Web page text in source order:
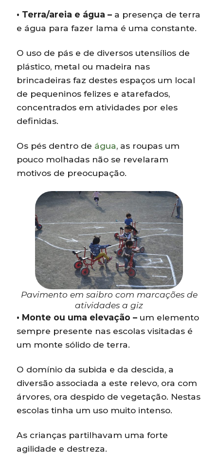
• Terra/areia e água – a presença de terra
e água para fazer lama é uma constante.
O uso de pás e de diversos utensílios de
plástico, metal ou madeira nas
brincadeiras faz destes espaços um local
de pequeninos felizes e atarefados,
concentrados em atividades por eles
definidas.
Os pés dentro de água, as roupas um
pouco molhadas não se revelaram
motivos de preocupação.
Pavimento em saibro com marcações de
atividades a giz
• Monte ou uma elevação – um elemento
sempre presente nas escolas visitadas é
um monte sólido de terra.
O domínio da subida e da descida, a
diversão associada a este relevo, ora com
árvores, ora despido de vegetação. Nestas
escolas tinha um uso muito intenso.
As crianças partilhavam uma forte
agilidade e destreza.